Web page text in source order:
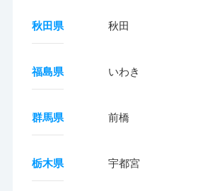
秋田県 秋田
福島県 いわき
群馬県 前橋
栃木県 宇都宮